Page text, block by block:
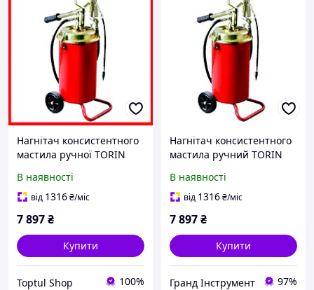
Нагнітач консистентного
мастила ручної TORIN
В наявності
від 1316₴/міс
7 897₴
Купити
Toptul Shop 100%
Нагнітач консистентного
мастила ручний TORIN
В наявності
від 1316₴/міс
7 897₴
Купити
Гранд Інструмент 97%